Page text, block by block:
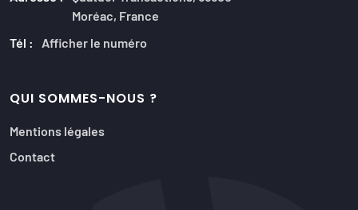
Moréac, France
Tél :
Afficher le numéro
QUI SOMMES-NOUS ?
Mentions légales
Contact